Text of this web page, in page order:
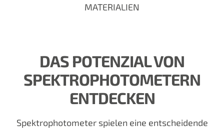
MATERIALIEN
DAS POTENZIAL VON
SPEKTROPHOTOMETERN
ENTDECKEN
Spektrophotometer spielen eine entscheidende